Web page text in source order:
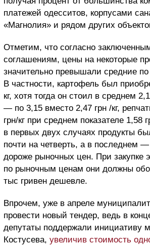
платежей одесситов, корпусами
«Магнолия» и рядом других
Отметим, что согласно
соглашениям, цены на некоторые
значительно превышали средние по
В частности, картофель был
кг, хотя тогда он стоил в среднем
— по 3,15 вместо 2,47 грн /кг,
грн/кг при среднем показателе 1,58
в первых двух случаях продукты
почти на четверть, а в последнем
дороже рыночных цен. При закупке
по рыночным ценам они должны
тыс гривен дешевле.
Впрочем, уже в апреле
провести новый тендер, ведь в
депутаты поддержали инициативу
Костусева, увеличив стоимость